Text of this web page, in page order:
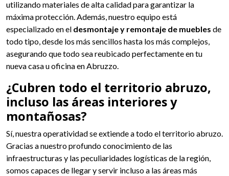
utilizando materiales de alta calidad para garantizar la
máxima protección. Además, nuestro equipo está
especializado en el desmontaje y remontaje de muebles de
todo tipo, desde los más sencillos hasta los más complejos,
asegurando que todo sea reubicado perfectamente en tu
nueva casa u oficina en Abruzzo.
¿Cubren todo el territorio abruzo,
incluso las áreas interiores y
montañosas?
Sí, nuestra operatividad se extiende a todo el territorio abruzo.
Gracias a nuestro profundo conocimiento de las
infraestructuras y las peculiaridades logísticas de la región,
somos capaces de llegar y servir incluso a las áreas más